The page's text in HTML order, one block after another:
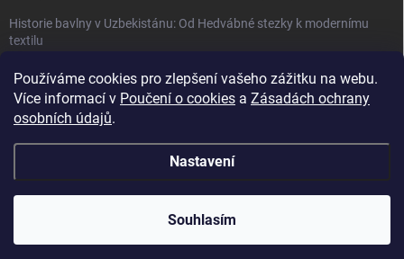
Používáme cookies pro zlepšení vašeho zážitku na webu.
Více informací v Poučení o cookies a Zásadách ochrany
osobních údajů.
Nastavení
Souhlasím
Historie bavlny v Uzbekistánu: Od Hedvábné stezky k modernímu
textilu
Mamazone |
Copyright 2026Winkiki. Všechna práva vyhrazena.Upravit nastavení
cookies